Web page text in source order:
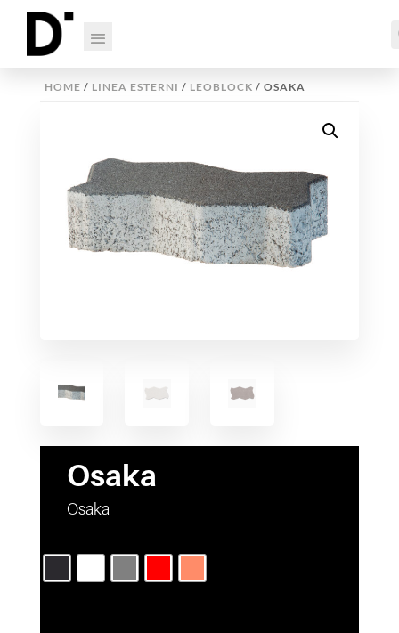
HOME / LINEA ESTERNI / LEOBLOCK / OSAKA
Osaka
Osaka